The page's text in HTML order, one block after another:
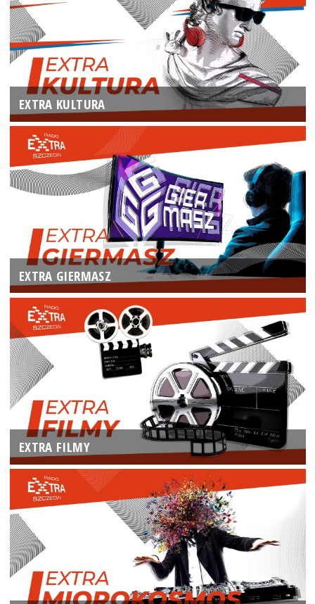
EXTRA KULTURA
EXTRA GIERMASZ
EXTRA FILMY